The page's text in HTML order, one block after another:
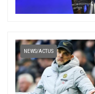
NEWS/ACTUS